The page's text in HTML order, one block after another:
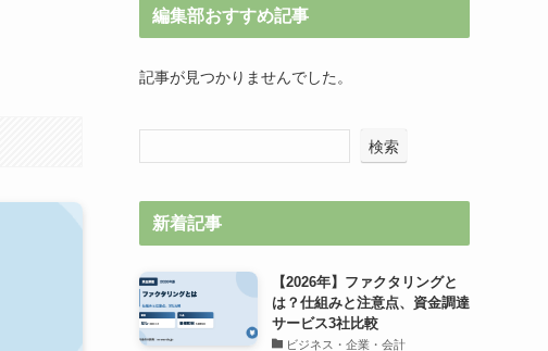
編集部おすすめ記事
記事が見つかりませんでした。
検索
新着記事
【2026年】ファクタリングと
は？仕組みと注意点、資金調達
サービス3社比較
ビジネス・企業・会計